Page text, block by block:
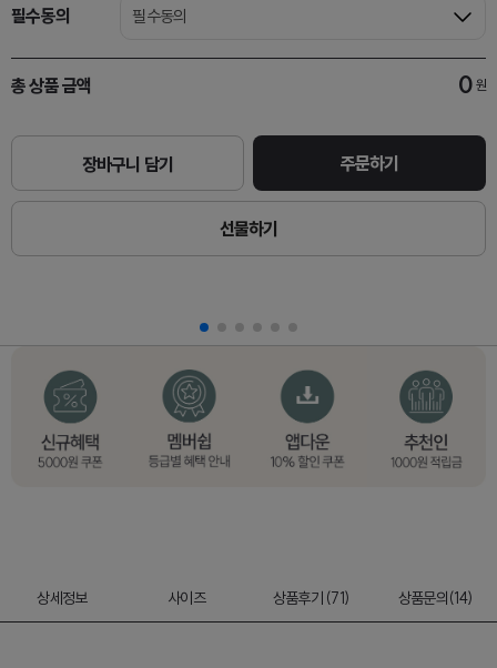
필수동의 필수동의
총 상품 금액 0 원
장바구니 담기 주문하기
선물하기
상세정보 사이즈 상품후기 (71) 상품문의(14)